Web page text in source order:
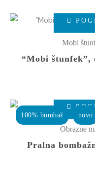
Mobi
“Mobi štunfek”,
100% bombaž novo
Obrazne
Pralna